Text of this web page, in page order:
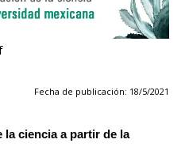
Fecha de publicación: 18/5/2021
ciencia a partir de la